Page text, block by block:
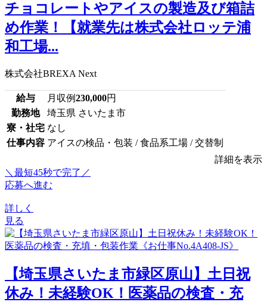
チョコレートやアイスの製造及び箱詰
め作業！【就業先は株式会社ロッテ浦
和工場...
株式会社BREXA Next
給与 月収例230,000円
勤務地
埼玉県 さいたま市
寮・社宅 なし
仕事内容 アイスの検品・包装 / 食品系工場 / 交替制
詳細を表示
＼最短45秒で完了／
応募へ進む
詳しく
見る
【埼玉県さいたま市緑区原山】土日祝
休み！未経験OK！医薬品の検査・充